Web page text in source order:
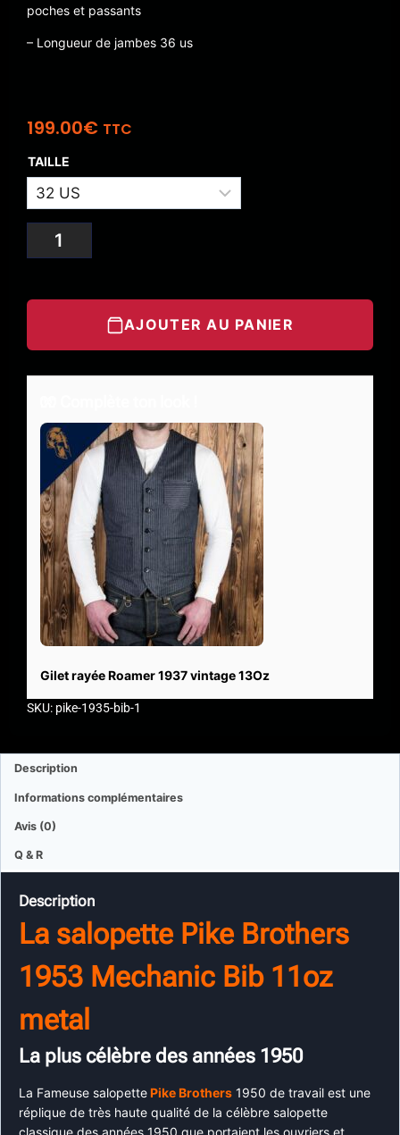
poches et passants
– Longueur de jambes 36 us
199.00€ TTC
TAILLE
AJOUTER AU PANIER
Gilet rayée Roamer 1937 vintage 13Oz
SKU: pike-1935-bib-1
Description
Informations complémentaires
Avis (0)
Q & R
Description
La salopette Pike Brothers
1953 Mechanic Bib 11oz
metal
La plus célèbre des années 1950
La Fameuse salopettePike Brothers 1950 de travail est une
réplique de très haute qualité de la célèbre salopette
classique des années 1950 que portaient les ouvriers et